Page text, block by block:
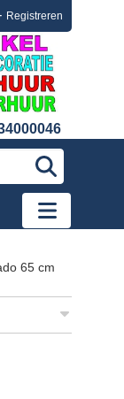
Registreren
"Zoeken
"Toggle
65 cm